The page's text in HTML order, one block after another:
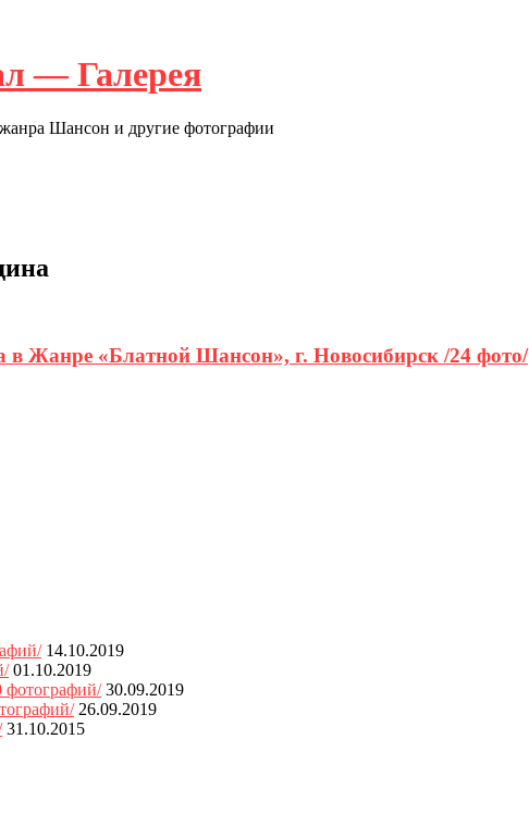
— Галерея
Шансон и другие фотографии
в Жанре «Блатной Шансон», г. Новосибирск /24 фото/
14.10.2019
01.10.2019
фотографий/ 30.09.2019
26.09.2019
31.10.2015